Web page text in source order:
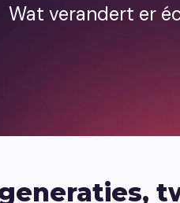
Wat verandert er